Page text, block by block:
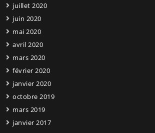
juillet 2020
juin 2020
mai 2020
avril 2020
mars 2020
février 2020
janvier 2020
octobre 2019
mars 2019
janvier 2017